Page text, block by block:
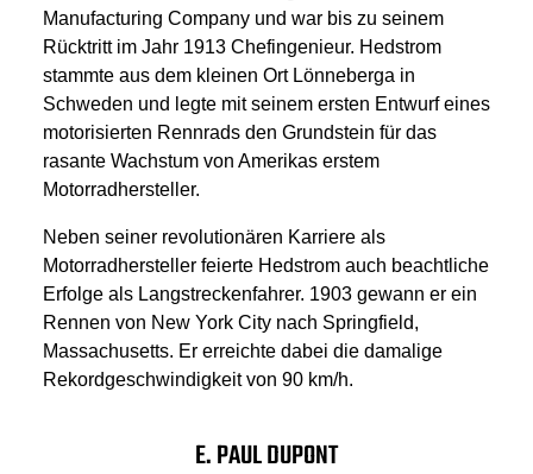
Manufacturing Company und war bis zu seinem
Rücktritt im Jahr 1913 Chefingenieur. Hedstrom
stammte aus dem kleinen Ort Lönneberga in
Schweden und legte mit seinem ersten Entwurf eines
motorisierten Rennrads den Grundstein für das
rasante Wachstum von Amerikas erstem
Motorradhersteller.
Neben seiner revolutionären Karriere als
Motorradhersteller feierte Hedstrom auch beachtliche
Erfolge als Langstreckenfahrer. 1903 gewann er ein
Rennen von New York City nach Springfield,
Massachusetts. Er erreichte dabei die damalige
Rekordgeschwindigkeit von 90 km/h.
E. PAUL DUPONT